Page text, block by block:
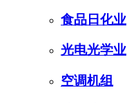
食品日化业
光电光学业
空调机组